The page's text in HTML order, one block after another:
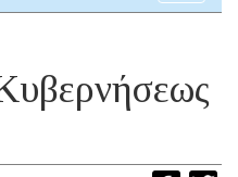
Κυβερνήσεως